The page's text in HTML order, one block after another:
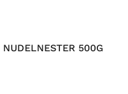
500G